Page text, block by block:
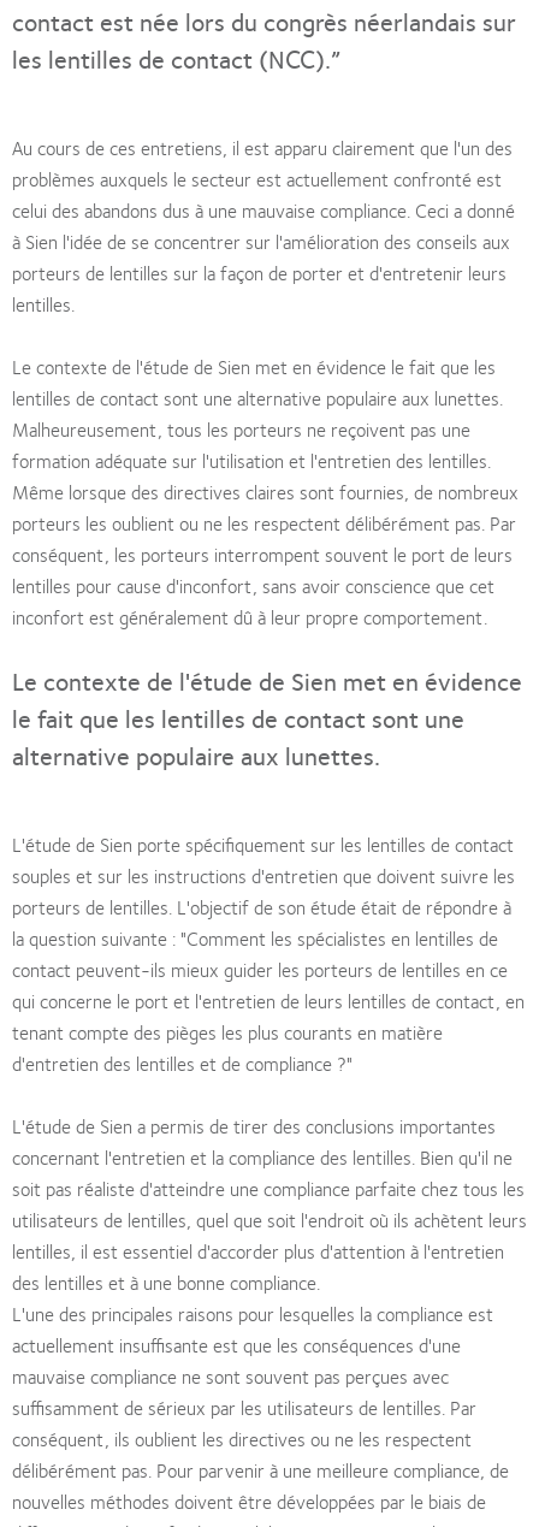
contact est née lors du congrès néerlandais sur
les lentilles de contact (NCC).”
Au cours de ces entretiens, il est apparu clairement que l'un des
problèmes auxquels le secteur est actuellement confronté est
celui des abandons dus à une mauvaise compliance. Ceci a donné
à Sien l'idée de se concentrer sur l'amélioration des conseils aux
porteurs de lentilles sur la façon de porter et d'entretenir leurs
lentilles.
Le contexte de l'étude de Sien met en évidence le fait que les
lentilles de contact sont une alternative populaire aux lunettes.
Malheureusement, tous les porteurs ne reçoivent pas une
formation adéquate sur l'utilisation et l'entretien des lentilles.
Même lorsque des directives claires sont fournies, de nombreux
porteurs les oublient ou ne les respectent délibérément pas. Par
conséquent, les porteurs interrompent souvent le port de leurs
lentilles pour cause d'inconfort, sans avoir conscience que cet
inconfort est généralement dû à leur propre comportement.
Le contexte de l'étude de Sien met en évidence
le fait que les lentilles de contact sont une
alternative populaire aux lunettes.
L'étude de Sien porte spécifiquement sur les lentilles de contact
souples et sur les instructions d'entretien que doivent suivre les
porteurs de lentilles. L'objectif de son étude était de répondre à
la question suivante : "Comment les spécialistes en lentilles de
contact peuvent-ils mieux guider les porteurs de lentilles en ce
qui concerne le port et l'entretien de leurs lentilles de contact, en
tenant compte des pièges les plus courants en matière
d'entretien des lentilles et de compliance ?"
L'étude de Sien a permis de tirer des conclusions importantes
concernant l'entretien et la compliance des lentilles. Bien qu'il ne
soit pas réaliste d'atteindre une compliance parfaite chez tous les
utilisateurs de lentilles, quel que soit l'endroit où ils achètent leurs
lentilles, il est essentiel d'accorder plus d'attention à l'entretien
des lentilles et à une bonne compliance.
L'une des principales raisons pour lesquelles la compliance est
actuellement insuffisante est que les conséquences d'une
mauvaise compliance ne sont souvent pas perçues avec
suffisamment de sérieux par les utilisateurs de lentilles. Par
conséquent, ils oublient les directives ou ne les respectent
délibérément pas. Pour parvenir à une meilleure compliance, de
nouvelles méthodes doivent être développées par le biais de